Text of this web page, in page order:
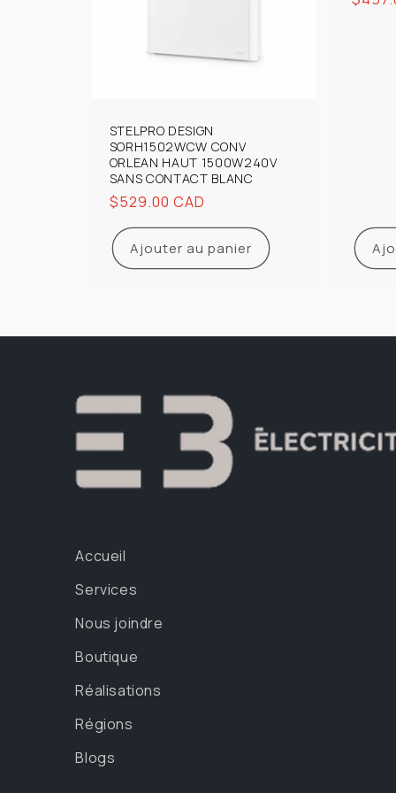
STELPRO DESIGN
SORH1502WCW CONV
ORLEAN HAUT 1500W240V
SANS CONTACT BLANC
Prix
habituel
$529.00 CAD
Ajouter au panier
Accueil
Services
Nous joindre
Boutique
Réalisations
Régions
Blogs